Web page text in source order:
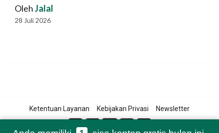
OlehJalal
28 Juli 2026
Ketentuan Layanan Kebijakan Privasi Newsletter